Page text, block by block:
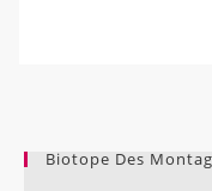
Biotope Des